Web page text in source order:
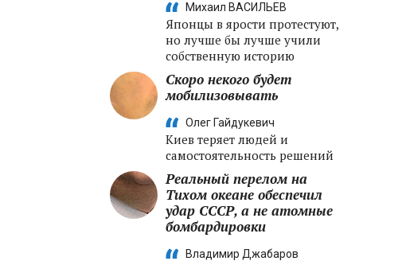
Михаил ВАСИЛЬЕВ
Японцы в ярости протестуют,
но лучше бы лучше учили
собственную историю
Скоро некого будет
мобилизовывать
Олег Гайдукевич
Киев теряет людей и
самостоятельность решений
Реальный перелом на
Тихом океане обеспечил
удар СССР, а не атомные
бомбардировки
Владимир Джабаров